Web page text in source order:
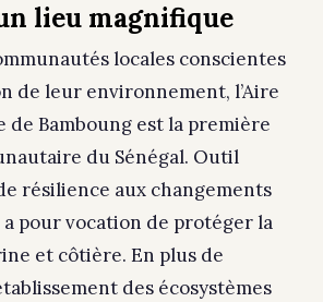
lieu magnifique
locales conscientes
de leur environnement, l’Aire
de Bamboung est la première
du Sénégal. Outil
résilience aux changements
pour vocation de protéger la
et côtière. En plus de
des écosystèmes